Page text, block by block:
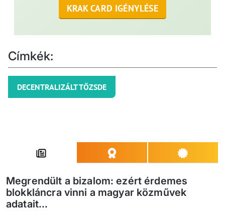
KRAK CARD IGÉNYLÉSE
Címkék:
DECENTRALIZÁLT TŐZSDE
Megrendült a bizalom: ezért érdemes
blokkláncra vinni a magyar közművek
adatait...